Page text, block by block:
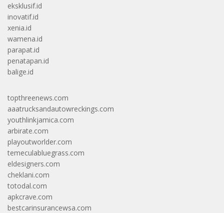
eksklusif.id
inovatif.id
xenia.id
wamena.id
parapat.id
penatapan.id
balige.id
topthreenews.com
aaatrucksandautowreckings.com
youthlinkjamica.com
arbirate.com
playoutworlder.com
temeculabluegrass.com
eldesigners.com
cheklani.com
totodal.com
apkcrave.com
bestcarinsurancewsa.com